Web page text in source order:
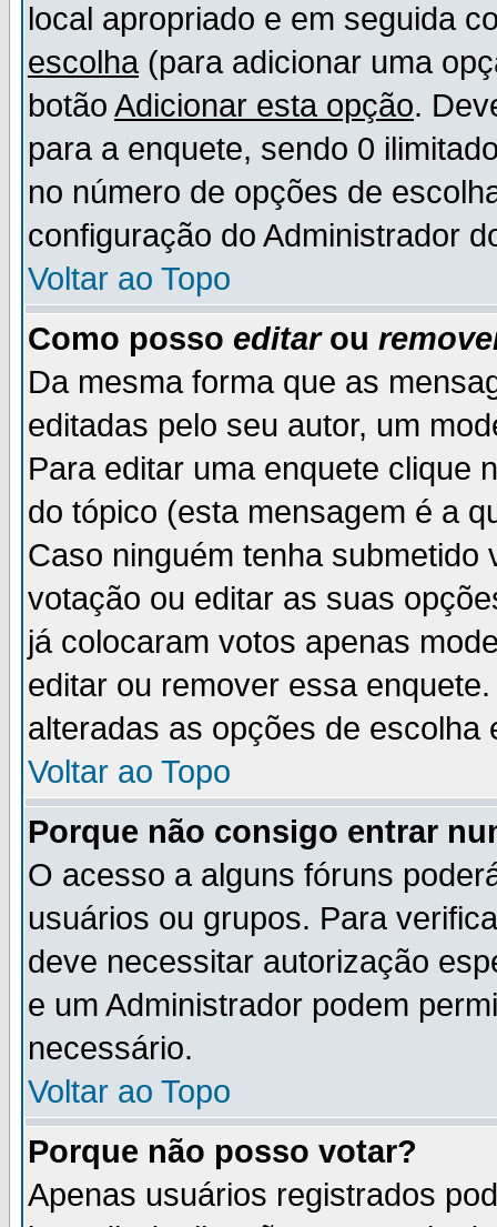
local apropriado e em seguida
escolha (para adicionar uma
botão Adicionar esta opção.
para a enquete, sendo 0
no número de opções de
configuração do Administrador
Voltar ao Topo
Como posso editarou
Da mesma forma que as
editadas pelo seu autor, um
Para editar uma enquete clique
do tópico (esta mensagem é a
Caso ninguém tenha
votação ou editar as suas
já colocaram votos apenas
editar ou remover essa
alteradas as opções de escolha
Voltar ao Topo
Porque não consigo entrar
O acesso a alguns fóruns
usuários ou grupos. Para
deve necessitar autorização
e um Administrador podem
necessário.
Voltar ao Topo
Porque não posso votar?
Apenas usuários registrados